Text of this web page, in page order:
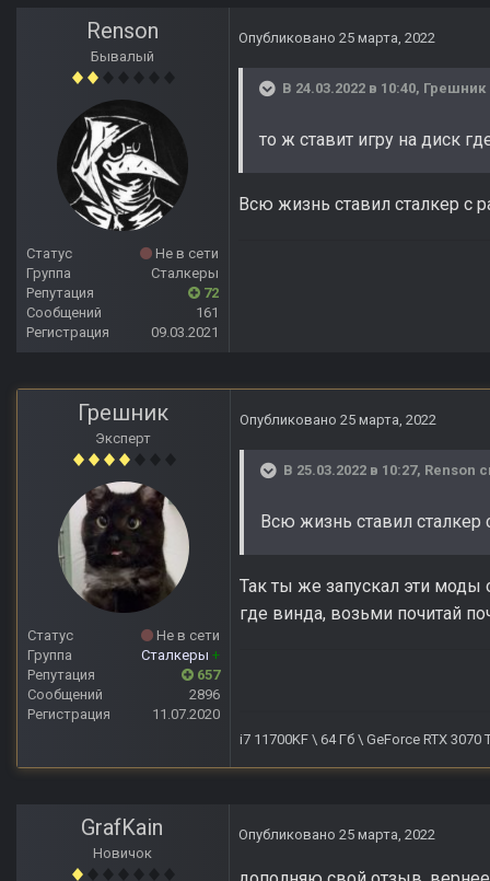
Renson
Бывалый
Статус
Не в сети
Группа
Сталкеры
Репутация
72
Сообщений
161
Регистрация
09.03.2021
Опубликовано 25 марта, 2022
В 24.03.2022 в 10:40, Грешник
то ж ставит игру на диск
Всю жизнь ставил сталкер с
Грешник
Эксперт
Статус
Не в сети
Группа
Сталкеры +
Репутация
657
Сообщений
2896
Регистрация
11.07.2020
Опубликовано 25 марта, 2022
В 25.03.2022 в 10:27, Renson
Всю жизнь ставил
Так ты же запускал эти
где винда, возьми почитай
i7 11700KF \ 64 Гб \ GeForce RTX
GrafKain
Новичок
Опубликовано 25 марта, 2022